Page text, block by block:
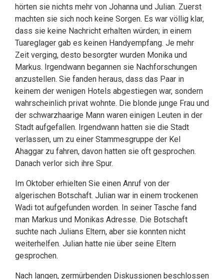
hörten sie nichts mehr von Johanna und Julian. Zuerst
machten sie sich noch keine Sorgen. Es war völlig klar,
dass sie keine Nachricht erhalten würden; in einem
Tuareglager gab es keinen Handyempfang. Je mehr
Zeit verging, desto besorgter wurden Monika und
Markus. Irgendwann begannen sie Nachforschungen
anzustellen. Sie fanden heraus, dass das Paar in
keinem der wenigen Hotels abgestiegen war, sondern
wahrscheinlich privat wohnte. Die blonde junge Frau und
der schwarzhaarige Mann waren einigen Leuten in der
Stadt aufgefallen. Irgendwann hatten sie die Stadt
verlassen, um zu einer Stammesgruppe der Kel
Ahaggar zu fahren, davon hatten sie oft gesprochen.
Danach verlor sich ihre Spur.
Im Oktober erhielten Sie einen Anruf von der
algerischen Botschaft. Julian war in einem trockenen
Wadi tot aufgefunden worden. In seiner Tasche fand
man Markus und Monikas Adresse. Die Botschaft
suchte nach Julians Eltern, aber sie konnten nicht
weiterhelfen. Julian hatte nie über seine Eltern
gesprochen.
Nach langen, zermürbenden Diskussionen beschlossen